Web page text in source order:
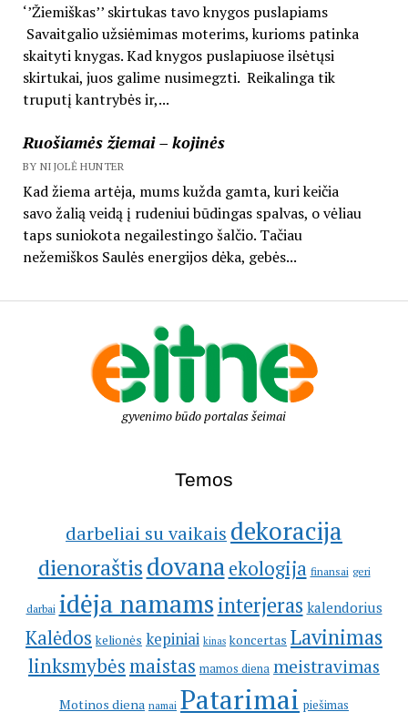
‘’Žiemiškas’’ skirtukas tavo knygos puslapiams
Savaitgalio užsiėmimas moterims, kurioms patinka
skaityti knygas. Kad knygos puslapiuose ilsėtųsi
skirtukai, juos galime nusimegzti. Reikalinga tik
truputį kantrybės ir,...
Ruošiamės žiemai – kojinės
BY NIJOLĖ HUNTER
Kad žiema artėja, mums kužda gamta, kuri keičia
savo žalią veidą į rudeniui būdingas spalvas, o vėliau
taps suniokota negailestingo šalčio. Tačiau
nežemiškos Saulės energijos dėka, gebės...
gyvenimo būdo portalas šeimai
Temos
darbeliai su vaikais dekoracija
dienoraštisdovana ekologija finansai geri
darbai idėja namams interjeras kalendorius
Kalėdos kelionės kepiniai kinas koncertas Lavinimas
linksmybėsmaistas mamos diena meistravimas
Motinos diena namai Patarimai piešimas